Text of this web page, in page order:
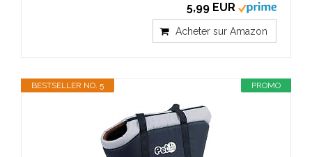
5,99 EUR
Acheter sur Amazon
PROMO
BESTSELLER NO. 5